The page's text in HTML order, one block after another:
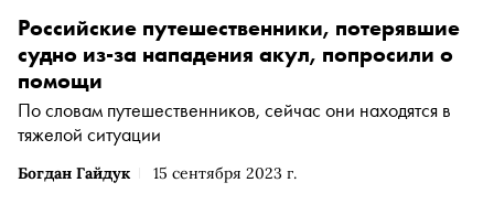
Богдан Гайдук 15 сентября 2023 г.
Российские путешественники, потерявшие
судно из-за нападения акул, попросили о
помощи
По словам путешественников, сейчас они находятся в
тяжелой ситуации